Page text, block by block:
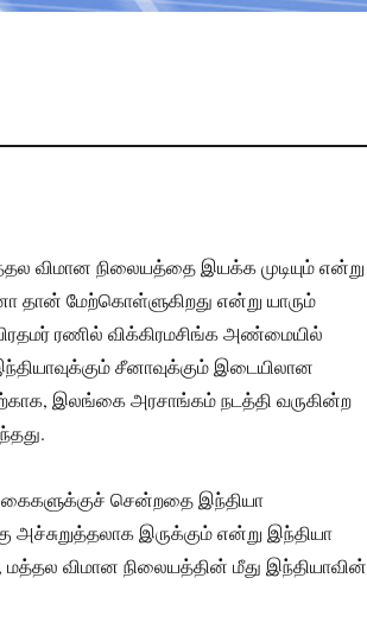
விமான நிலையத்தை இயக்க முடியும் என்று
தான் மேற்கொள்ளுகிறது என்று யாரும்
ரணில் விக்கிரமசிங்க அண்மையில்
சீனாவுக்கும் இடையிலான
இலங்கை அரசாங்கம் நடத்தி வருகின்ற
சென்றதை இந்தியா
அச்சுறுத்தலாக இருக்கும் என்று இந்தியா
மத்தல விமான நிலையத்தின் மீது இந்தியாவின்